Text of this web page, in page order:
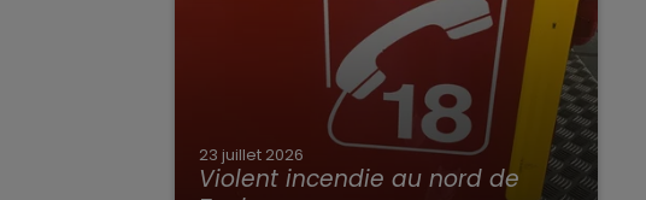
23 juillet 2026
Violent incendie au nord de